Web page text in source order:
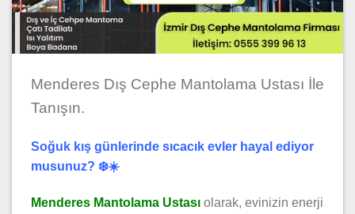
Menderes Dış Cephe Mantolama Ustası İle
Tanışın.
Soğuk kış günlerinde sıcacık evler hayal ediyor
musunuz? ❄️☀️
Menderes Mantolama Ustası olarak, evinizin enerji